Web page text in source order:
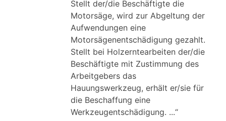
Stellt der/die Beschäftigte die
Motorsäge, wird zur Abgeltung der
Aufwendungen eine
Motorsägenentschädigung gezahlt.
Stellt bei Holzerntearbeiten der/die
Beschäftigte mit Zustimmung des
Arbeitgebers das
Hauungswerkzeug, erhält er/sie für
die Beschaffung eine
Werkzeugentschädigung. ...“